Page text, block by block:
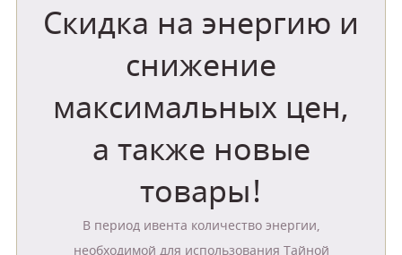
Скидка на энергию и
снижение
максимальных цен,
а также новые
товары!
В период ивента количество энергии,
необходимой для использования Тайной